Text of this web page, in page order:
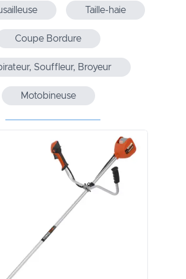
Taille-haie
Coupe Bordure
Souffleur, Broyeur
Motobineuse